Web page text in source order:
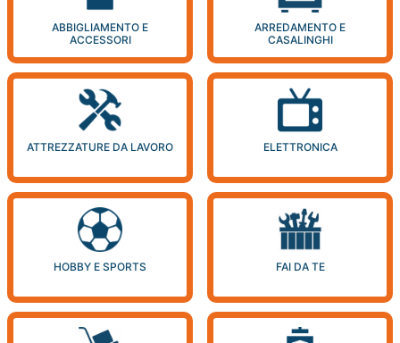
ABBIGLIAMENTO E
ACCESSORI
ARREDAMENTO E
CASALINGHI
ATTREZZATURE DA LAVORO ELETTRONICA
HOBBY E SPORTS FAI DA TE